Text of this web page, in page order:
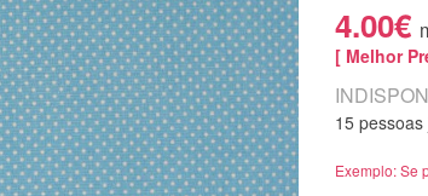
4.00€
[ Melhor
15
Exemplo: Se